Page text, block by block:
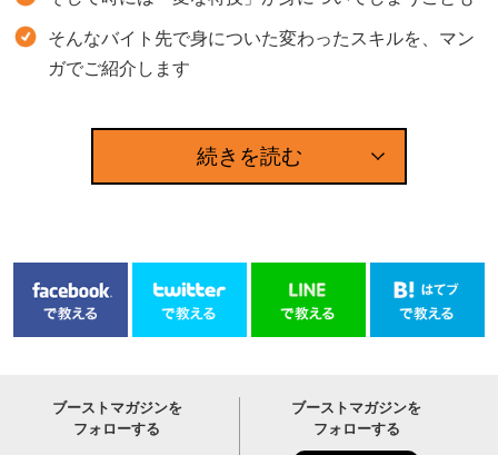
そんなバイト先で身についた変わったスキルを、マン
ガでご紹介します
続きを読む
ブーストマガジンを
フォローする
ブーストマガジンを
フォローする